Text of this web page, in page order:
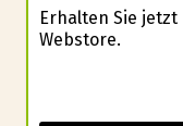
Erhalten Sie jetzt
Webstore.